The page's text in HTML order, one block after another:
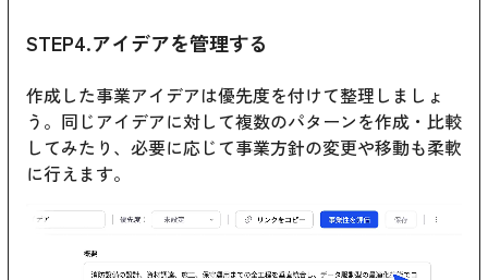
STEP4.アイデアを管理する
作成した事業アイデアは優先度を付けて整理しましょ
う。同じアイデアに対して複数のパターンを作成・比較
してみたり、必要に応じて事業方針の変更や移動も柔軟
に行えます。